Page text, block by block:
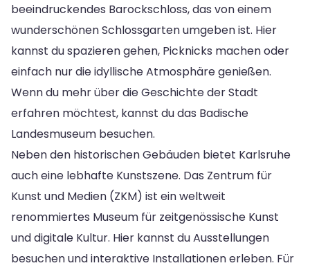
beeindruckendes Barockschloss, das von einem
wunderschönen Schlossgarten umgeben ist. Hier
kannst du spazieren gehen, Picknicks machen oder
einfach nur die idyllische Atmosphäre genießen.
Wenn du mehr über die Geschichte der Stadt
erfahren möchtest, kannst du das Badische
Landesmuseum besuchen.
Neben den historischen Gebäuden bietet Karlsruhe
auch eine lebhafte Kunstszene. Das Zentrum für
Kunst und Medien (ZKM) ist ein weltweit
renommiertes Museum für zeitgenössische Kunst
und digitale Kultur. Hier kannst du Ausstellungen
besuchen und interaktive Installationen erleben. Für